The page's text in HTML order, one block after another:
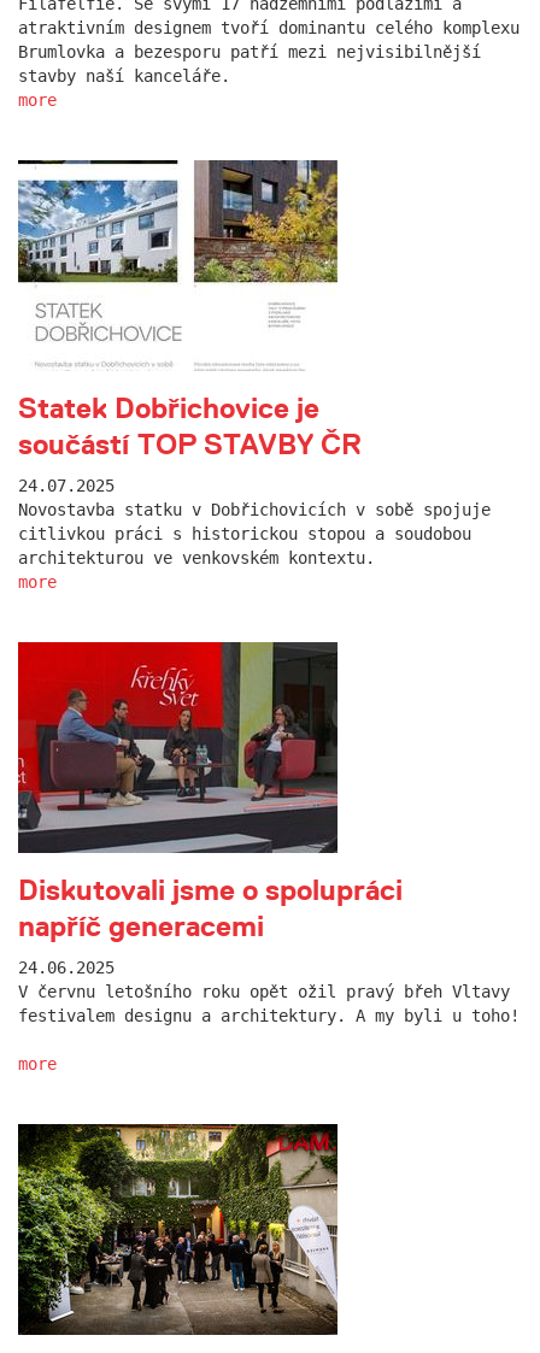
atraktivním designem tvoří dominantu celého komplexu
Brumlovka a bezesporu patří mezi nejvisibilnější
stavby naší kanceláře.
more
Statek Dobřichovice je
součástí TOP STAVBY ČR
24.07.2025
Novostavba statku v Dobřichovicích v sobě spojuje
citlivkou práci s historickou stopou a soudobou
architekturou ve venkovském kontextu.
more
Diskutovali jsme o spolupráci
napříč generacemi
24.06.2025
V červnu letošního roku opět ožil pravý břeh Vltavy
festivalem designu a architektury. A my byli u toho!
more